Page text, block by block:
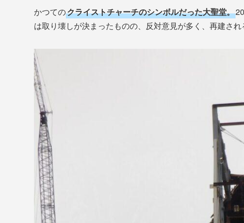
かつてのクライストチャーチのシンボルだった大聖堂。
は取り壊しが決まったものの、反対意見が多く、再建され